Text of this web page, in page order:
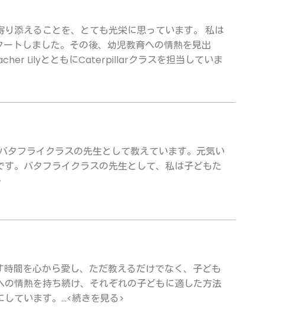
添えることを、とても光栄に思っています。 私は
トしました。その後、幼児教育への情熱を見出
LilyとともにCaterpillarクラスを担当していま
フライクラスの先生として教えています。元気い
。バタフライクラスの先生として、私は子どもた
間を心から愛し、ただ教えるだけでなく、子ども
情熱を持ち続け、それぞれの子どもに適した方法
ています。...<続きを見る>